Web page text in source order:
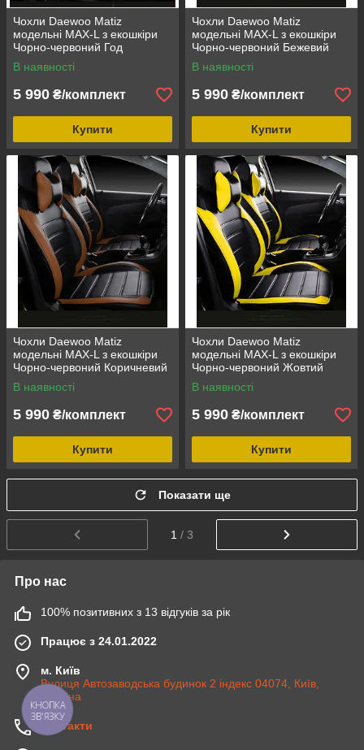
Чохли Daewoo Matiz
модельні MAX-L з екошкіри
Чорно-червоний Год
В наявності
5 990 ₴/комплект
Купити
Чохли Daewoo Matiz
модельні MAX-L з екошкіри
Чорно-червоний Бежевий
В наявності
5 990 ₴/комплект
Купити
Чохли Daewoo Matiz
модельні MAX-L з екошкіри
Чорно-червоний Коричневий
В наявності
5 990 ₴/комплект
Купити
Чохли Daewoo Matiz
модельні MAX-L з екошкіри
Чорно-червоний Жовтий
В наявності
5 990 ₴/комплект
Купити
Показати ще
1 / 3
Про нас
100% позитивних з 13 відгуків за рік
Працює з 24.01.2022
м. Київ
Вулиця Автозаводська будинок 2 індекс 04074, Київ,
Україна
Контакти
КНОПКА
ЗВ'ЯЗКУ